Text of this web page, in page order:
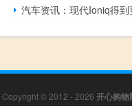
汽车资讯：现代Ioniq得
Copyright © 2012 - 2026 开心购物